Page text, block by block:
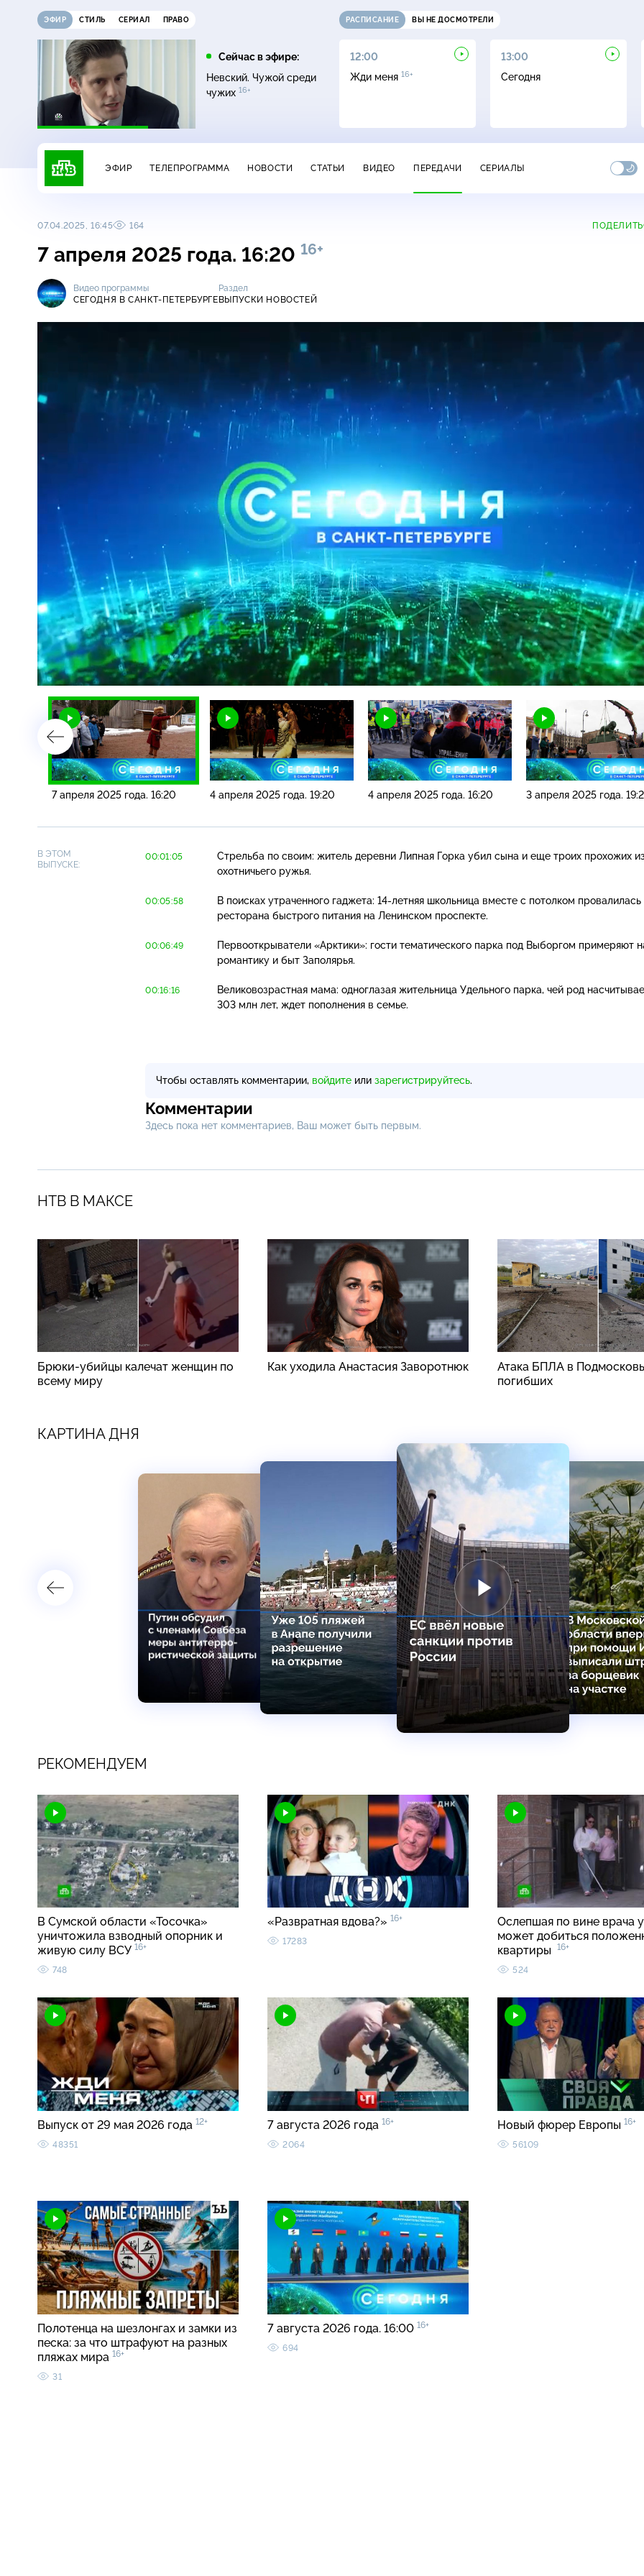
ЭФИР СТИЛЬ СЕРИАЛ ПРАВО
Сейчас в эфире:
Невский. Чужой среди
чужих 16+
РАСПИСАНИЕ ВЫ НЕ ДОСМОТРЕЛИ
10:25
11:00
ДНК16+
12:00
Жди меня 16+
13:00
Сегодня
ЭФИР ТЕЛЕПРОГРАММА НОВОСТИ СТАТЬИ ВИДЕО ПЕРЕДАЧИ СЕРИАЛЫ
07.04.2025, 16:45 164
7 апреля 2025 года. 16:20 16+
Видео программы
СЕГОДНЯ В САНКТ-ПЕТЕРБУРГЕ
Раздел
ВЫПУСКИ НОВОСТЕЙ
/
Загрузка:
5.27%
7 апреля 2025 года. 16:20 4 апреля 2025 года. 19:20 4 апреля 2025 года. 16:20 3 апреля 2025 года.
В ЭТОМ
ВЫПУСКЕ:
00:01:05
Стрельба по своим: житель деревни Липная Горка убил сына и еще троих прохожих
охотничьего ружья.
00:05:58 В поисках утраченного гаджета: 14-летняя школьница вместе с потолком провалилась
ресторана быстрого питания на Ленинском проспекте.
00:06:49
Первооткрыватели «Арктики»: гости тематического парка под Выборгом примеряют
романтику и быт Заполярья.
00:16:16
Великовозрастная мама: одноглазая жительница Удельного парка, чей род
303 млн лет, ждет пополнения в семье.
Чтобы оставлять комментарии, войдите или зарегистрируйтесь.
Комментарии
Здесь пока нет комментариев, Ваш может быть первым.
НТВ В МАКСЕ
Брюки-убийцы калечат женщин по
всему миру
Как уходила Анастасия Заворотнюк
Атака БПЛА в
погибших
КАРТИНА ДНЯ
РЕКОМЕНДУЕМ
В Сумской области «Тосочка»
уничтожила взводный опорник и
живую силу ВСУ 16+
748
«Развратная вдова?» 16+
17283
Ослепшая по вине врача
может добиться
квартиры
16+
524
Выпуск от 29 мая 2026 года 12+
48351
7 августа 2026 года 16+
2064
Новый фюрер Европы 16+
56109
Полотенца на шезлонгах и замки из
песка: за что штрафуют на разных
пляжах мира 16+
31
7 августа 2026 года. 16:00 16+
694